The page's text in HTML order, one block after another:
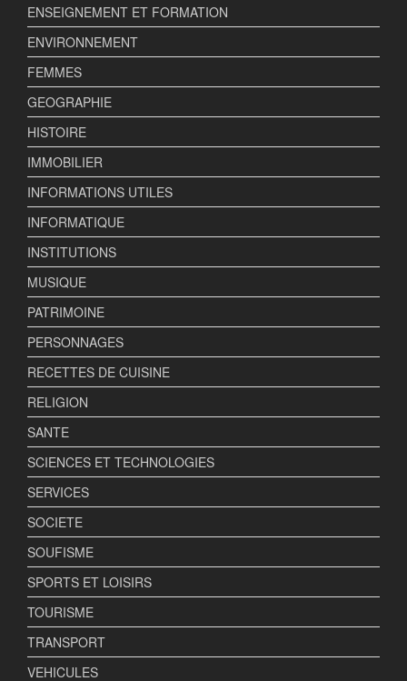
ENSEIGNEMENT ET FORMATION
ENVIRONNEMENT
FEMMES
GEOGRAPHIE
HISTOIRE
IMMOBILIER
INFORMATIONS UTILES
INFORMATIQUE
INSTITUTIONS
MUSIQUE
PATRIMOINE
PERSONNAGES
RECETTES DE CUISINE
RELIGION
SANTE
SCIENCES ET TECHNOLOGIES
SERVICES
SOCIETE
SOUFISME
SPORTS ET LOISIRS
TOURISME
TRANSPORT
VEHICULES